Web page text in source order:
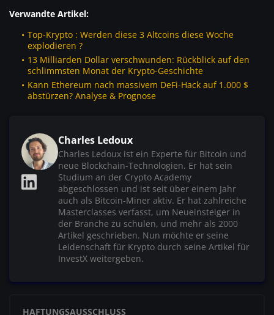
Verwandte Artikel:
Top-Krypto : Werden diese 3 Altcoins diese Woche
explodieren ?
13 Milliarden Dollar verschwunden: Rückblick auf den
schlimmsten Monat der Krypto-Geschichte
Kann Ethereum nach massivem DeFi-Hack auf 1.000 $
abstürzen? Analyse & Prognose
Charles Ledoux
Charles Ledoux ist ein Experte für Bitcoin und
neue Blockchain-Technologien. Er hat sein
Studium an der Crypto Academy
abgeschlossen und ist seit über einem Jahr
auch als Bitcoin-Miner aktiv. Er hat zahlreiche
Masterclasses verfasst, um Neueinsteiger in
der Branche zu schulen, und mehr als 2000
Artikel geschrieben. Nun möchte er seine
Leidenschaft für Krypto durch seine Artikel für
InvestX weitergeben.
HAFTUNGSAUSSCHLUSS